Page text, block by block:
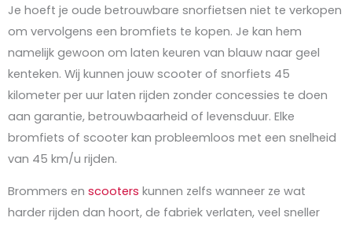
Je hoeft je oude betrouwbare snorfietsen niet te verkopen
om vervolgens een bromfiets te kopen. Je kan hem
namelijk gewoon om laten keuren van blauw naar geel
kenteken. Wij kunnen jouw scooter of snorfiets 45
kilometer per uur laten rijden zonder concessies te doen
aan garantie, betrouwbaarheid of levensduur. Elke
bromfiets of scooter kan probleemloos met een snelheid
van 45 km/u rijden.
Brommers en scooters kunnen zelfs wanneer ze wat
harder rijden dan hoort, de fabriek verlaten, veel sneller